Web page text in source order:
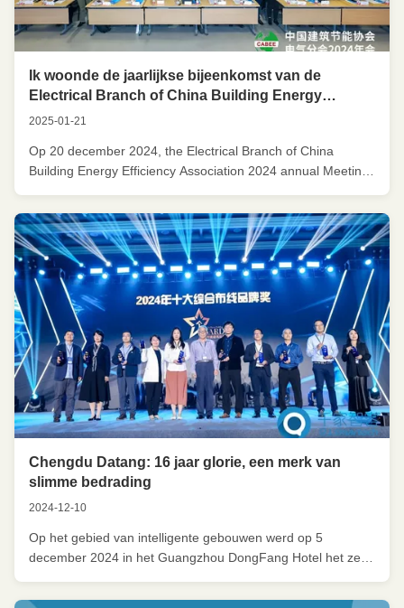
Ik woonde de jaarlijkse bijeenkomst van de
Electrical Branch of China Building Energy
Efficiency Association in 2024 bij en won een
2025-01-21
Op 20 december 2024, the Electrical Branch of China
Building Energy Efficiency Association 2024 annual Meeting
Research Demonstration Building of China Architectural
Design and Research Institute CoDe jaarlijkse bijeenkomst
volgt nauwlettend de ...
Chengdu Datang: 16 jaar glorie, een merk van
slimme bedrading
2024-12-10
Op het gebied van intelligente gebouwen werd op 5
december 2024 in het Guangzhou DongFang Hotel het zeer
CIBIS Building Intelligence Summit - op prachtige wijze